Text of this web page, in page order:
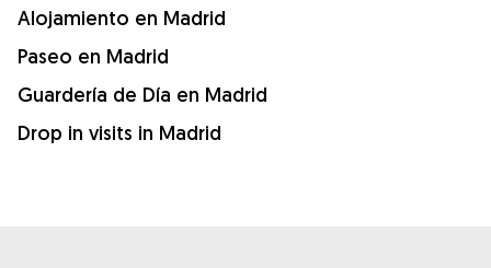
Alojamiento en Madrid
Paseo en Madrid
Guardería de Día en Madrid
Drop in visits in Madrid